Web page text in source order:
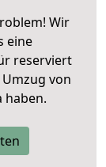
Wir
eine
reserviert
von
haben.